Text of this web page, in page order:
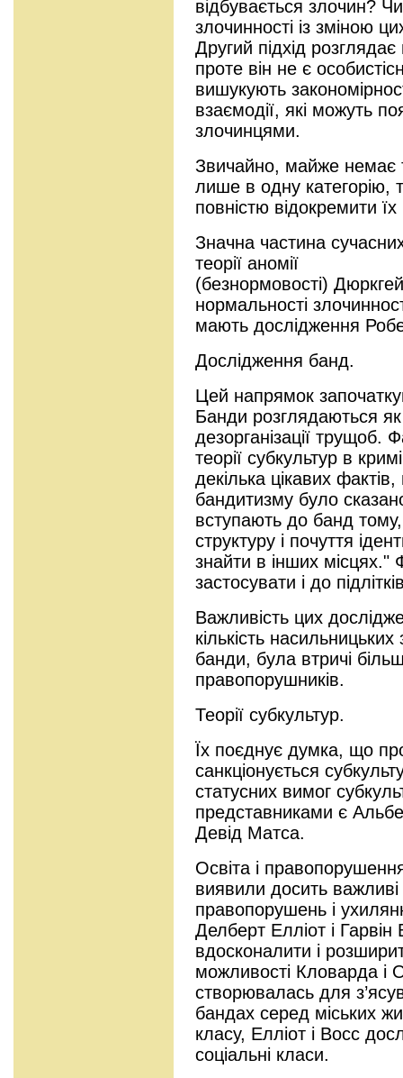
відбувається злочин?
злочинності із зміною
Другий підхід
проте він не є
вишукують
взаємодії, які можуть
злочинцями.
Звичайно, майже немає
лише в одну категорію,
повністю відокремити їх
Значна частина
теорії аномії
(безнормовості)
нормальності
мають дослідження
Дослідження банд.
Цей напрямок
Банди розглядаються як
дезорганізації трущоб.
теорії субкультур в
декілька цікавих
бандитизму було
вступають до банд
структуру і почуття
знайти в інших
застосувати і до
Важливість цих
кількість
банди, була втричі
правопорушників.
Теорії субкультур.
Їх поєднує думка, що
санкціонується
статусних вимог
представниками є
Девід Матса.
Освіта і
виявили досить
правопорушень і
Делберт Елліот і
вдосконалити і
можливості Кловарда і
створювалась для
бандах серед міських
класу, Елліот і Восс
соціальні класи.